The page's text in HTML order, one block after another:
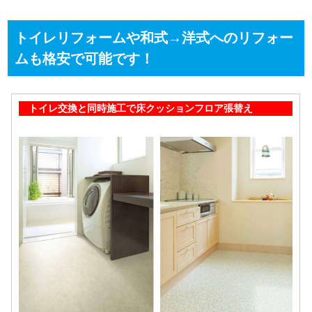
トイレリフォームや和式→洋式へのリフォー
ムも格安で可能です！
トイレ交換と同時施工で床クッションフロア張替え